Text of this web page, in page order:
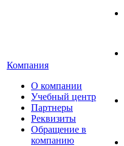
Компания
О компании
Учебный центр
Партнеры
Реквизиты
Обращение в
компанию